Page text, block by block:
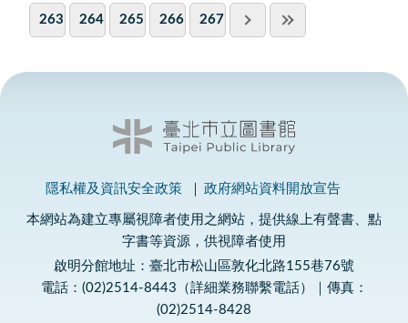
263 264 265 266 267
隱私權及資訊安全政策 政府網站資料開放宣告
本網站為建立專屬視障者使用之網站，提供線上有聲書、點
字書等資源，供視障者使用
啟明分館地址：臺北市松山區敦化北路155巷76號
電話：(02)2514-8443（詳細業務聯繫電話）｜傳真：
(02)2514-8428